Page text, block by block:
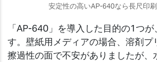
安定性の高いAP-640なら長尺印
「AP-640」を導入した目的の1つ
す。壁紙用メディアの場合、溶剤プ
擦過性の面で不安がありましたが、